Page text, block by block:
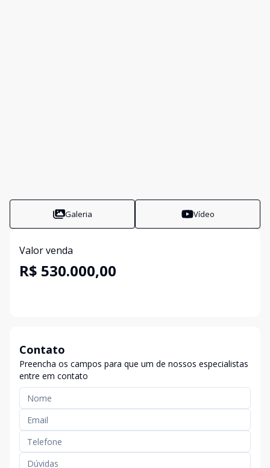
Galeria Vídeo
Valor venda
R$ 530.000,00
Contato
Preencha os campos para que um de nossos especialistas
entre em contato